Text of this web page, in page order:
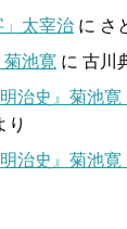
」太宰治 に さ
菊池寛 に 古川
治史』菊池寛
り
治史』菊池寛